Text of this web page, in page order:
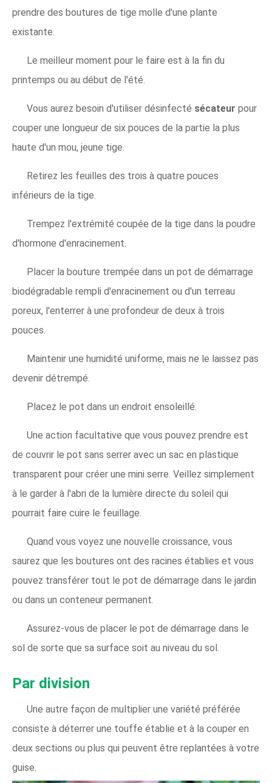
prendre des boutures de tige molle d'une plante
existante.
Le meilleur moment pour le faire est à la fin du
printemps ou au début de l'été.
Vous aurez besoin d'utiliser désinfecté sécateur pour
couper une longueur de six pouces de la partie la plus
haute d'un mou, jeune tige.
Retirez les feuilles des trois à quatre pouces
inférieurs de la tige.
Trempez l'extrémité coupée de la tige dans la poudre
d'hormone d'enracinement.
Placer la bouture trempée dans un pot de démarrage
biodégradable rempli d'enracinement ou d'un terreau
poreux, l'enterrer à une profondeur de deux à trois
pouces.
Maintenir une humidité uniforme, mais ne le laissez pas
devenir détrempé.
Placez le pot dans un endroit ensoleillé.
Une action facultative que vous pouvez prendre est
de couvrir le pot sans serrer avec un sac en plastique
transparent pour créer une mini serre. Veillez simplement
à le garder à l'abri de la lumière directe du soleil qui
pourrait faire cuire le feuillage.
Quand vous voyez une nouvelle croissance, vous
saurez que les boutures ont des racines établies et vous
pouvez transférer tout le pot de démarrage dans le jardin
ou dans un conteneur permanent.
Assurez-vous de placer le pot de démarrage dans le
sol de sorte que sa surface soit au niveau du sol.
Par division
Une autre façon de multiplier une variété préférée
consiste à déterrer une touffe établie et à la couper en
deux sections ou plus qui peuvent être replantées à votre
guise.